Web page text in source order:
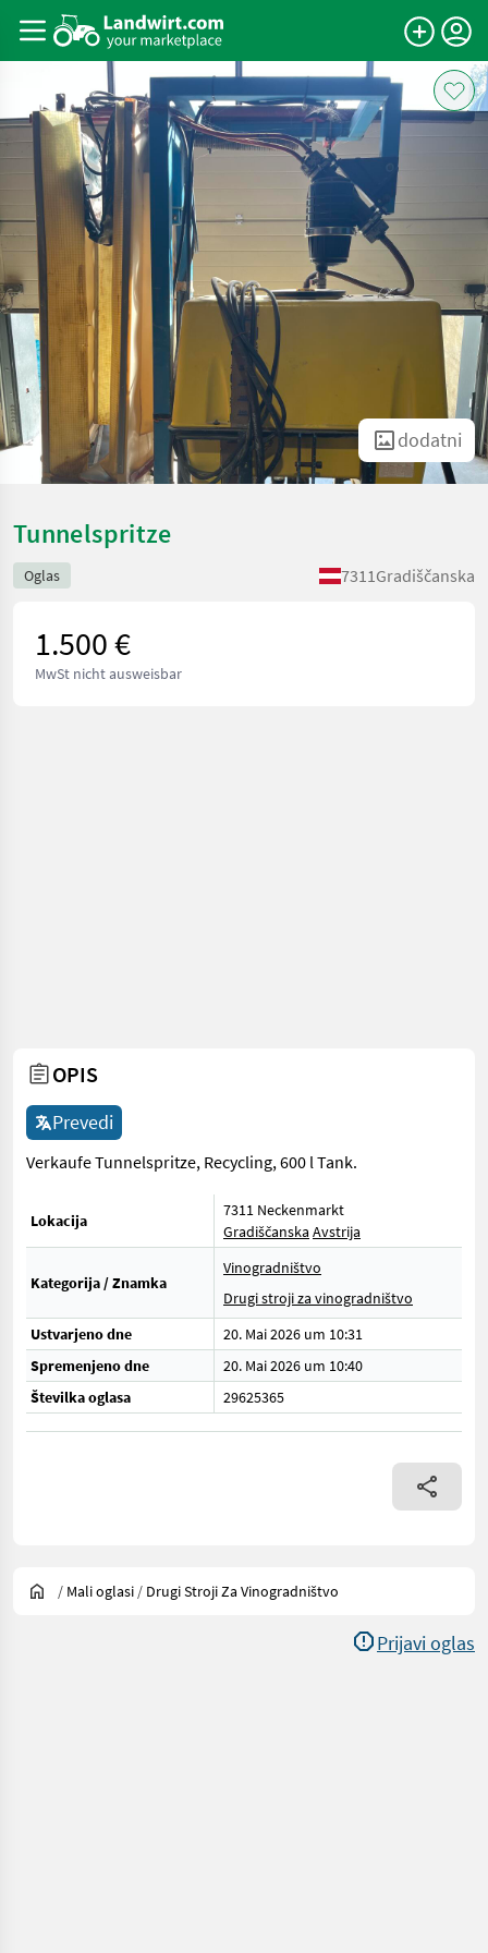
dodatni
Tunnelspritze
Oglas 7311Gradiščanska
1.500 €
MwSt nicht ausweisbar
OPIS
Prevedi
Verkaufe Tunnelspritze, Recycling, 600 l Tank.
Lokacija
7311 Neckenmarkt
Gradiščanska Avstrija
Kategorija / Znamka
Vinogradništvo
Drugi stroji za vinogradništvo
Ustvarjeno dne
20. Mai 2026 um 10:31
Spremenjeno dne
20. Mai 2026 um 10:40
Številka oglasa
29625365
/ Mali oglasi / Drugi Stroji Za Vinogradništvo
Prijavi oglas